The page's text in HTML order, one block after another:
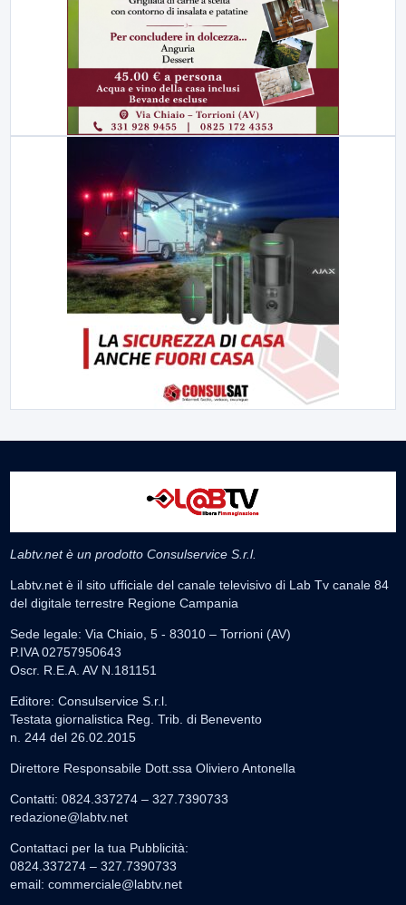
Labtv.net è un prodotto Consulservice S.r.l.
Labtv.net è il sito ufficiale del canale televisivo di Lab Tv canale 84
del digitale terrestre Regione Campania
Sede legale: Via Chiaio, 5 - 83010 – Torrioni (AV)
P.IVA 02757950643
Oscr. R.E.A. AV N.181151
Editore: Consulservice S.r.l.
Testata giornalistica Reg. Trib. di Benevento
n. 244 del 26.02.2015
Direttore Responsabile Dott.ssa Oliviero Antonella
Contatti: 0824.337274 – 327.7390733
redazione@labtv.net
Contattaci per la tua Pubblicità:
0824.337274 – 327.7390733
email: commerciale@labtv.net